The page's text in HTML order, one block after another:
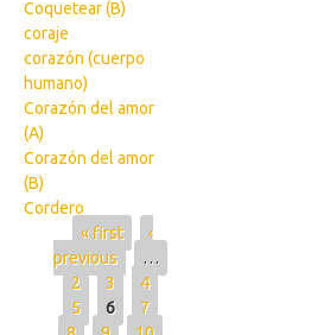
Coquetear (B)
coraje
corazón (cuerpo
humano)
Corazón del amor
(A)
Corazón del amor
(B)
Cordero
Pages« first
‹
previous
…
2
3
4
5
6
7